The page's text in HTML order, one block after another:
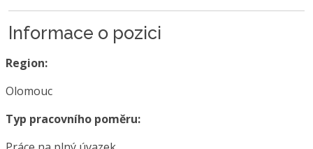
Informace o pozici
Region:
Olomouc
Typ pracovního poměru: